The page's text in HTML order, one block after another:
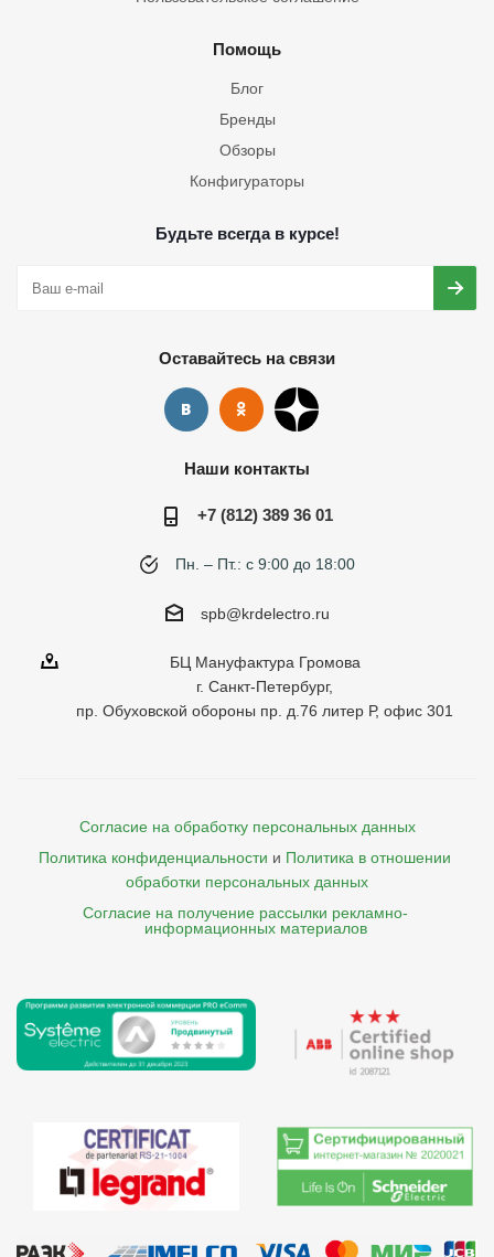
Помощь
Блог
Бренды
Обзоры
Конфигураторы
Будьте всегда в курсе!
Оставайтесь на связи
Наши контакты
+7 (812) 389 36 01
Пн. – Пт.: с 9:00 до 18:00
spb@krdelectro.ru
БЦ Мануфактура Громова
г. Санкт-Петербург,
пр. Обуховской обороны пр. д.76 литер Р, офис 301
Согласие на обработку персональных данных
Политика конфиденциальности и Политика в отношении
обработки персональных данных
Согласие на получение рассылки рекламно-
    информационных материалов